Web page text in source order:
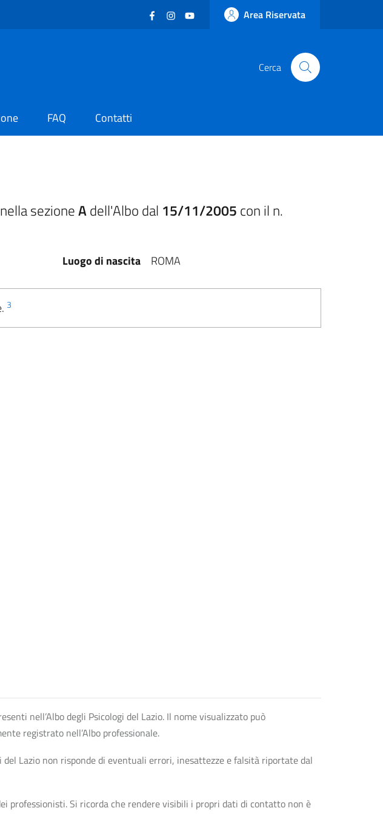
Facebook
(nuova scheda - new tab)
Instagram
(nuova scheda - new tab)
YouTube
(nuova scheda - new tab)
Area Riservata
Cerca
FAQ Contatti
sezioneAdell'Albo dal 15/11/2005 con il n.
Luogo di nascita ROMA
3
nell’Albo degli Psicologi del Lazio. Il nome visualizzato può
registrato nell’Albo professionale.
Lazio non risponde di eventuali errori, inesattezze e falsità riportate dal
professionisti. Si ricorda che rendere visibili i propri dati di contatto non è